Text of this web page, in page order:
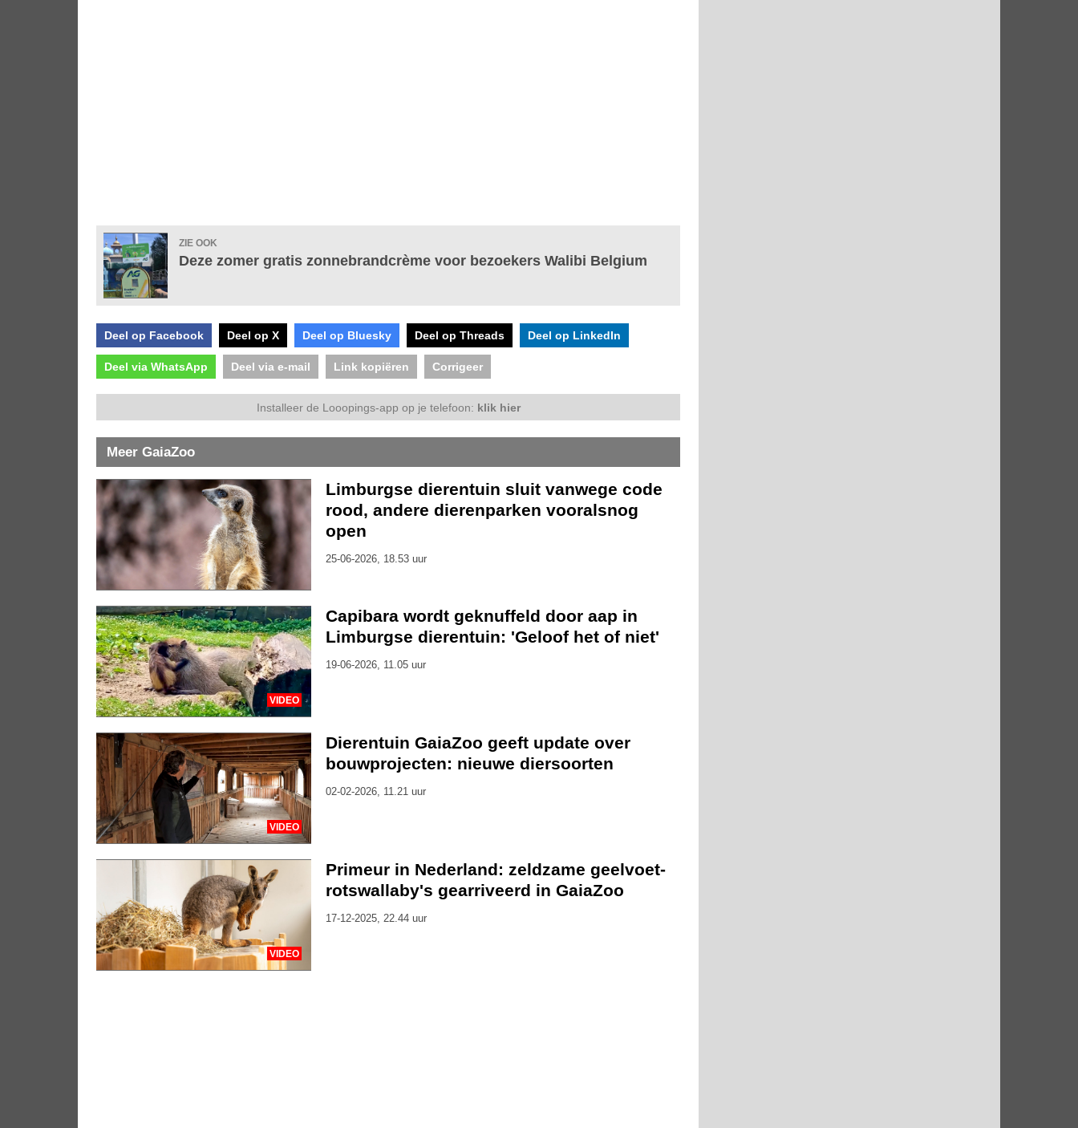
ZIE OOK
Deze zomer gratis zonnebrandcrème voor bezoekers Walibi Belgium
Deel op Facebook Deel op X Deel op Bluesky Deel op Threads Deel op LinkedIn
Deel via WhatsApp Deel via e-mail Link kopiëren Corrigeer
Installeer de Looopings-app op je telefoon: klik hier
Meer GaiaZoo
Limburgse dierentuin sluit vanwege code
rood, andere dierenparken vooralsnog
open
25-06-2026, 18.53 uur
VIDEO
Capibara wordt geknuffeld door aap in
Limburgse dierentuin: 'Geloof het of niet'
19-06-2026, 11.05 uur
VIDEO
Dierentuin GaiaZoo geeft update over
bouwprojecten: nieuwe diersoorten
02-02-2026, 11.21 uur
VIDEO
Primeur in Nederland: zeldzame geelvoet-
rotswallaby's gearriveerd in GaiaZoo
17-12-2025, 22.44 uur